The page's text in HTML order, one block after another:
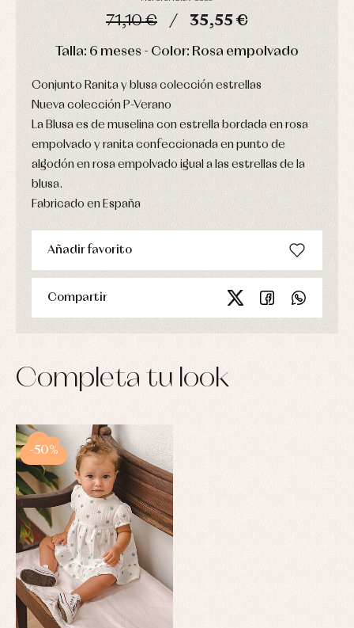
71,10 € 35,55 €
DÍAS HORAS MIN SEG
Talla: 6 meses - Color: Rosa empolvado
Conjunto Ranita y blusa colección estrellas
Nueva colección P-Verano
La Blusa es de muselina con estrella bordada en rosa
empolvado y ranita confeccionada en punto de
algodón en rosa empolvado igual a las estrellas de la
blusa.
Fabricado en España
Añadir favorito
Compartir
Completa tu look
-50%
bodys,
y
Conjuntos
de
abrigo
Ropa
de
Ropa
interior
Puericultura